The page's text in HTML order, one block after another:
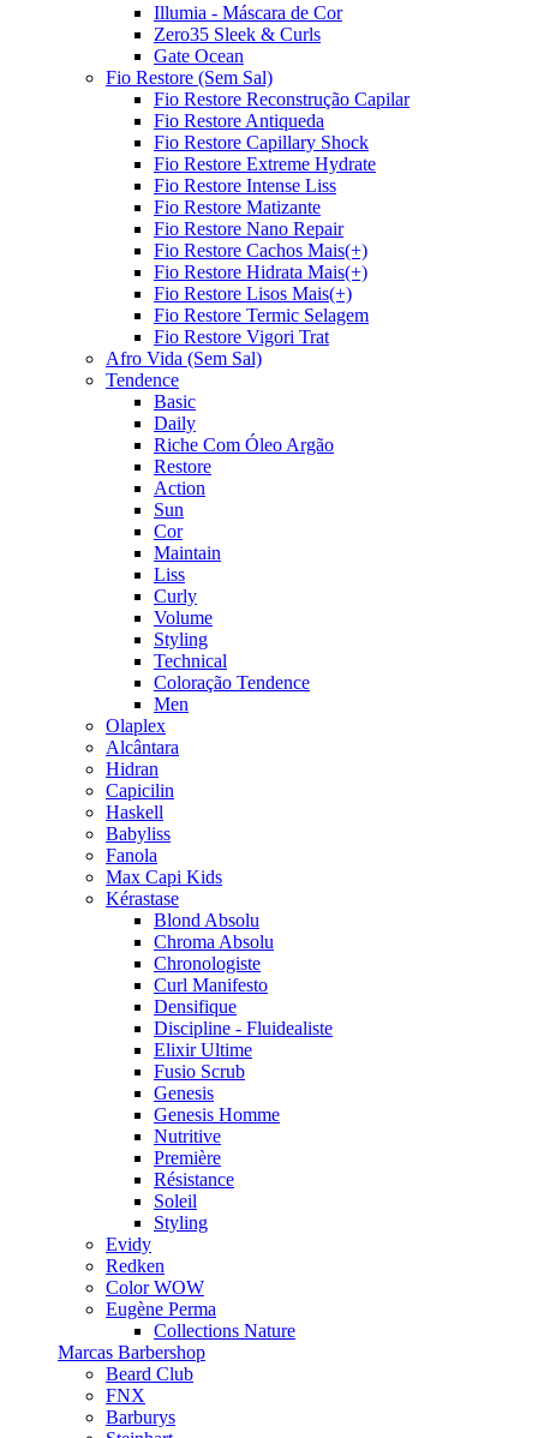
Illumia - Máscara de Cor
Zero35 Sleek & Curls
Gate Ocean
Fio Restore (Sem Sal)
Fio Restore Reconstrução Capilar
Fio Restore Antiqueda
Fio Restore Capillary Shock
Fio Restore Extreme Hydrate
Fio Restore Intense Liss
Fio Restore Matizante
Fio Restore Nano Repair
Fio Restore Cachos Mais(+)
Fio Restore Hidrata Mais(+)
Fio Restore Lisos Mais(+)
Fio Restore Termic Selagem
Fio Restore Vigori Trat
Afro Vida (Sem Sal)
Tendence
Basic
Daily
Riche Com Óleo Argão
Restore
Action
Sun
Cor
Maintain
Liss
Curly
Volume
Styling
Technical
Coloração Tendence
Men
Olaplex
Alcântara
Hidran
Capicilin
Haskell
Babyliss
Fanola
Max Capi Kids
Kérastase
Blond Absolu
Chroma Absolu
Chronologiste
Curl Manifesto
Densifique
Discipline - Fluidealiste
Elixir Ultime
Fusio Scrub
Genesis
Genesis Homme
Nutritive
Première
Résistance
Soleil
Styling
Evidy
Redken
Color WOW
Eugène Perma
Collections Nature
Marcas Barbershop
Beard Club
FNX
Barburys